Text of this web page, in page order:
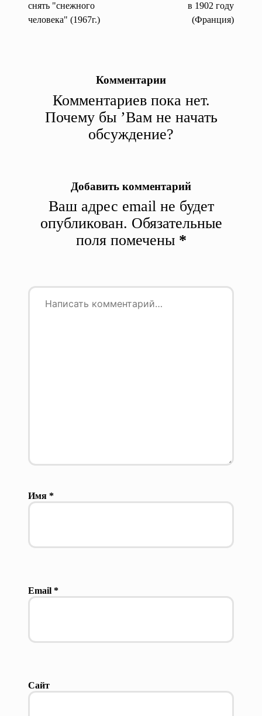
снять "снежного
человека" (1967г.)
в 1902 году
(Франция)
Комментарии
Комментариев пока нет.
Почему бы ’Вам не начать
обсуждение?
Добавить комментарий
Ваш адрес email не будет
опубликован. Обязательные
поля помечены *
Имя *
Email *
Сайт